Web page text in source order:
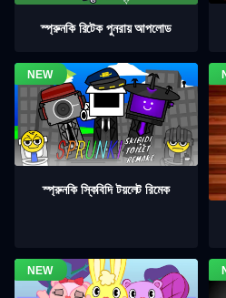
স্প্রুনকি রিটেক পুনরায় আপলোড
স্প্রুনকি স্কিবিদি টয়লেট রিমেক